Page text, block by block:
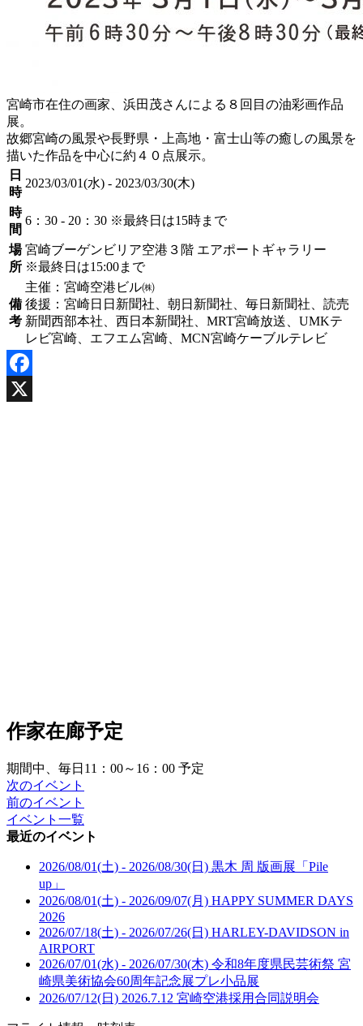
宮崎市在住の画家、浜田茂さんによる８回目の油彩画作品
展。
故郷宮崎の風景や長野県・上高地・富士山等の癒しの風景を
描いた作品を中心に約４０点展示。
日
時
2023/03/01(水) - 2023/03/30(木)
時
間
6：30 - 20：30 ※最終日は15時まで
場
所
宮崎ブーゲンビリア空港３階 エアポートギャラリー
※最終日は15:00まで
備
考
主催：宮崎空港ビル㈱
後援：宮崎日日新聞社、朝日新聞社、毎日新聞社、読売
新聞西部本社、西日本新聞社、MRT宮崎放送、UMKテ
レビ宮崎、エフエム宮崎、MCN宮崎ケーブルテレビ
Facebook
作家在廊予定
期間中、毎日11：00～16：00 予定
次のイベント
前のイベント
イベント一覧
最近のイベント
2026/08/01(土) - 2026/08/30(日) 黒木 周 版画展「Pile
up」
2026/08/01(土) - 2026/09/07(月) HAPPY SUMMER DAYS
2026
2026/07/18(土) - 2026/07/26(日) HARLEY-DAVIDSON in
AIRPORT
2026/07/01(水) - 2026/07/30(木) 令和8年度県民芸術祭 宮
崎県美術協会60周年記念展プレ小品展
2026/07/12(日) 2026.7.12 宮崎空港採用合同説明会